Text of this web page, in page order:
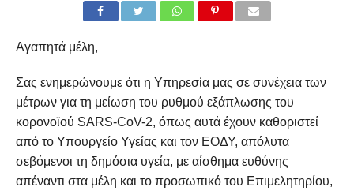
Αγαπητά μέλη,
Σας ενημερώνουμε ότι η Υπηρεσία μας σε συνέχεια των
μέτρων για τη μείωση του ρυθμού εξάπλωσης του
κορονοϊού SARS-CoV-2, όπως αυτά έχουν καθοριστεί
από το Υπουργείο Υγείας και τον ΕΟΔΥ, απόλυτα
σεβόμενοι τη δημόσια υγεία, με αίσθημα ευθύνης
απέναντι στα μέλη και το προσωπικό του Επιμελητηρίου,